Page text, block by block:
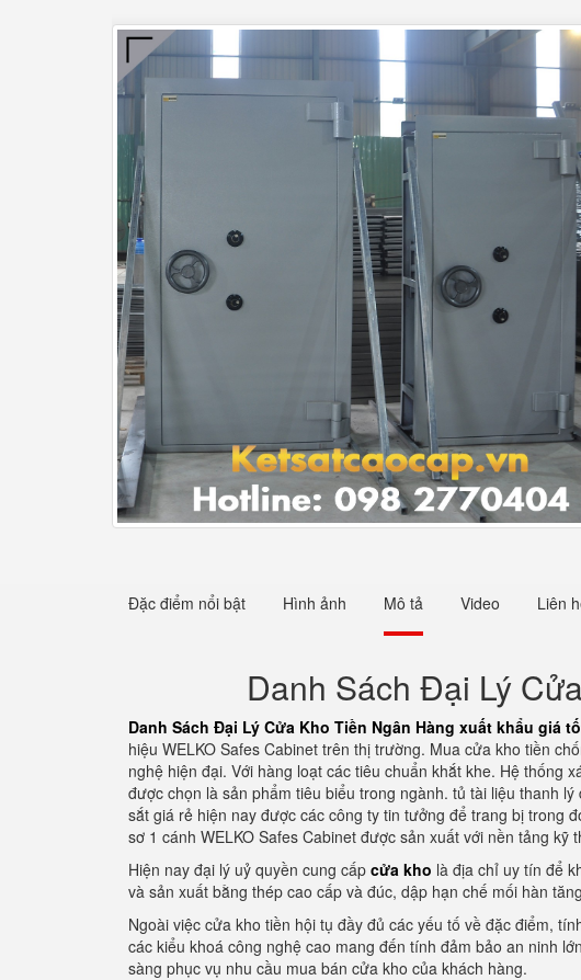
Đặc điểm nổi bật Hình ảnh Mô tả Video Liên
Danh Sách Đại Lý
Danh Sách Đại Lý Cửa Kho Tiền Ngân Hàng xuất khẩu giá
hiệu WELKO Safes Cabinet trên thị trường. Mua cửa kho tiền
nghệ hiện đại. Với hàng loạt các tiêu chuẩn khắt khe. Hệ thống
được chọn là sản phẩm tiêu biểu trong ngành. tủ tài liệu thanh
sắt giá rẻ hiện nay được các công ty tin tưởng để trang bị trong
sơ 1 cánh WELKO Safes Cabinet được sản xuất với nền tảng kỹ
Hiện nay đại lý uỷ quyền cung cấp cửa kho là địa chỉ uy tín để
và sản xuất bằng thép cao cấp và đúc, dập hạn chế mối hàn
Ngoài việc cửa kho tiền hội tụ đầy đủ các yếu tố về đặc điểm,
các kiểu khoá công nghệ cao mang đến tính đảm bảo an ninh
sàng phục vụ nhu cầu mua bán cửa kho của khách hàng.